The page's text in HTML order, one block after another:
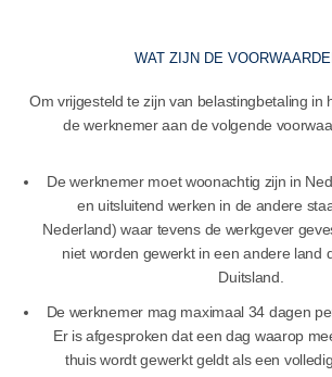
WAT ZIJN DE
Om vrijgesteld te zijn van belastingbetaling in
de werknemer aan de volgende
De werknemer moet woonachtig zijn in
en uitsluitend werken in de andere
Nederland) waar tevens de werkgever
niet worden gewerkt in een andere land
Duitsland.
De werknemer mag maximaal 34 dagen
Er is afgesproken dat een dag waarop
thuis wordt gewerkt geldt als een